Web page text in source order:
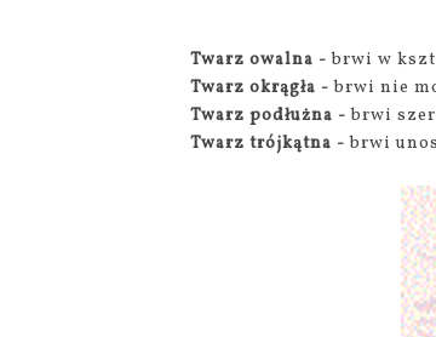
Twarz owalna - brwi w
Twarz okrągła -brwi nie
Twarz podłużna - brwi
Twarz trójkątna - brwi